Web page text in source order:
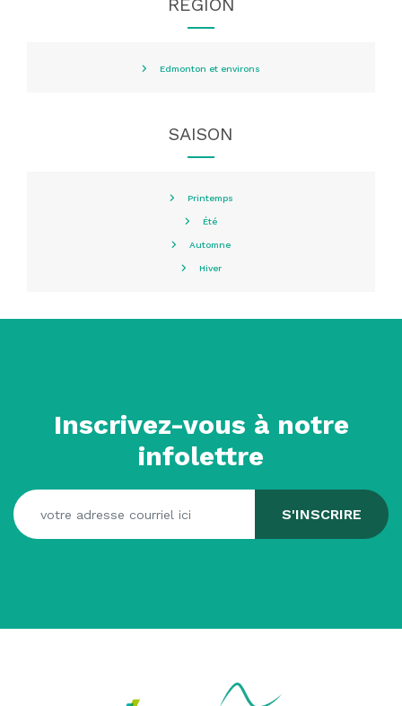
RÉGION
Edmonton et environs
SAISON
Printemps
Été
Automne
Hiver
Inscrivez-vous à notre
infolettre